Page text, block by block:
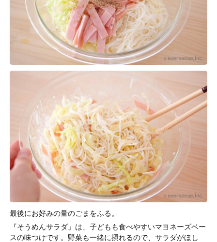
最後にお好みの量のごまをふる。
『そうめんサラダ』は、子どもも食べやすいマヨネーズベー
スの味つけです。野菜も一緒に摂れるので、サラダがほし